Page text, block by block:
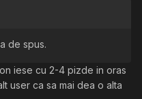
de spus.
iese cu 2-4 pizde in oras
user ca sa mai dea o alta